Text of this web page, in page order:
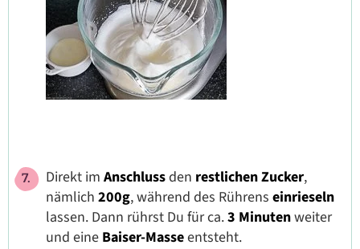
Direkt im Anschlussden restlichen Zucker,
nämlich 200g, während des Rührens einrieseln
lassen. Dann rührst Du für ca.3 Minutenweiter
und eine Baiser-Masseentsteht.